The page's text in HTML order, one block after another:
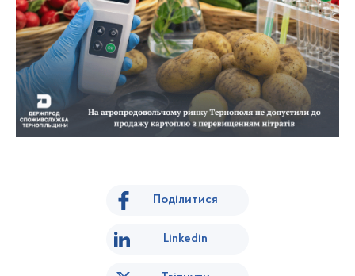
Поділитися
Linkedin